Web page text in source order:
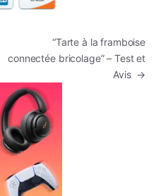
“Tarte à la framboise
connectée bricolage” – Test et
Avis →